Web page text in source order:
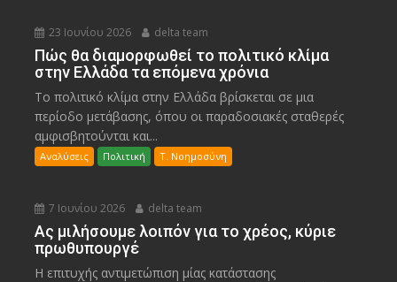
23 Ιουνίου 2026 delta team
Πώς θα διαμορφωθεί το πολιτικό κλίμα
στην Ελλάδα τα επόμενα χρόνια
Το πολιτικό κλίμα στην Ελλάδα βρίσκεται σε μια
περίοδο μετάβασης, όπου οι παραδοσιακές σταθερές
αμφισβητούνται και...
Αναλύσεις Πολιτική Τ. Νοημοσύνη
7 Ιουνίου 2026 delta team
Ας μιλήσουμε λοιπόν για το χρέος, κύριε
πρωθυπουργέ
Η επιτυχής αντιμετώπιση μίας κατάστασης